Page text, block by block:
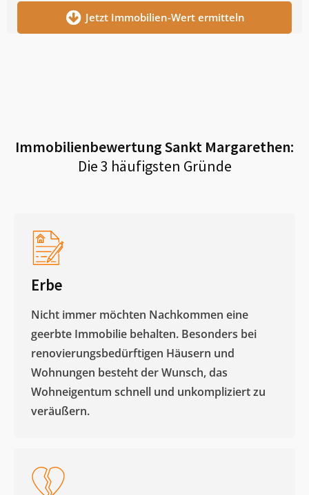
Jetzt Immobilien-Wert ermitteln
ImmobilienbewertungSankt Margarethen:
Die 3 häufigsten Gründe
Erbe
Nicht immer möchten Nachkommen eine
geerbte Immobilie behalten. Besonders bei
renovierungsbedürftigen Häusern und
Wohnungen besteht der Wunsch, das
Wohneigentum schnell und unkompliziert zu
veräußern. ​